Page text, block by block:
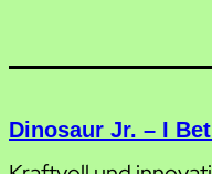
Dinosaur Jr. – I